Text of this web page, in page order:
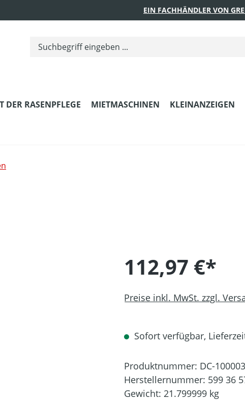
EIN FACHHÄNDLER VON
DER RASENPFLEGE MIETMASCHINEN KLEINANZEIGEN
112,97 €*
Preise inkl. MwSt. zzgl.
Sofort verfügbar,
Produktnummer: DC-
Herstellernummer: 599 36
Gewicht: 21.799999 kg